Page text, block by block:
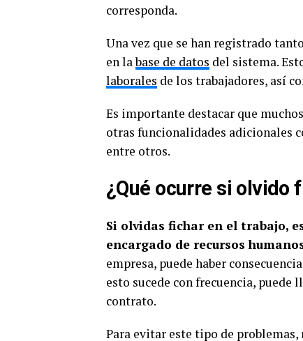
corresponda.
Una vez que se han registrado
en labase de datos del sistema.
laborales de los trabajadores, así
Es importante destacar que muchos
otras funcionalidades adicionales
entre otros.
¿Qué ocurre si olvido
Si olvidas fichar en el trabajo,
encargado de recursos
empresa, puede haber
esto sucede con frecuencia,
contrato.
Para evitar este tipo de